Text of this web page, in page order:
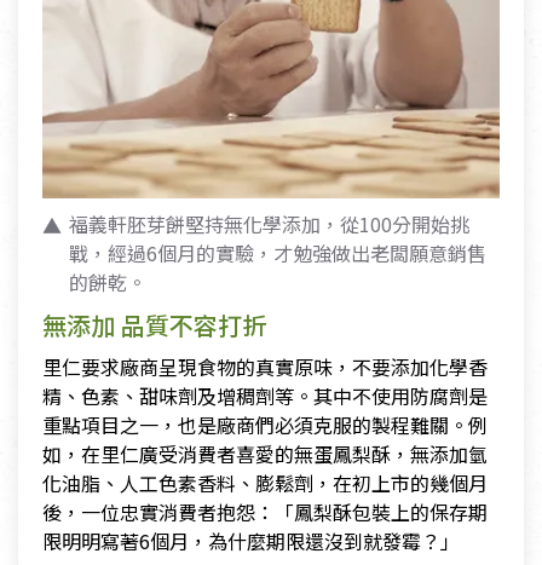
福義軒胚芽餅堅持無化學添加，從100分開始挑
戰，經過6個月的實驗，才勉強做出老闆願意銷售
的餅乾。
無添加 品質不容打折
里仁要求廠商呈現食物的真實原味，不要添加化學香
精、色素、甜味劑及增稠劑等。其中不使用防腐劑是
重點項目之一，也是廠商們必須克服的製程難關。例
如，在里仁廣受消費者喜愛的無蛋鳳梨酥，無添加氫
化油脂、人工色素香料、膨鬆劑，在初上市的幾個月
後，一位忠實消費者抱怨：「鳳梨酥包裝上的保存期
限明明寫著6個月，為什麼期限還沒到就發霉？」